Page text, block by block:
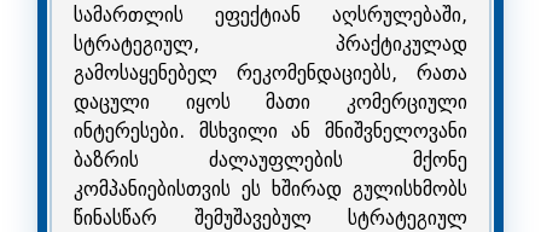
სამართლის ეფექტიან აღსრულებაში,
სტრატეგიულ, პრაქტიკულად
გამოსაყენებელ რეკომენდაციებს, რათა
დაცული იყოს მათი კომერციული
ინტერესები. მსხვილი ან მნიშვნელოვანი
ბაზრის ძალაუფლების მქონე
კომპანიებისთვის ეს ხშირად გულისხმობს
წინასწარ შემუშავებულ სტრატეგიულ